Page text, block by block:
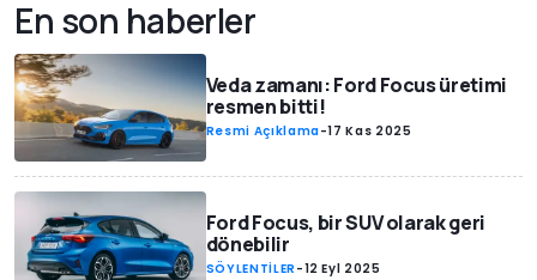
En son haberler
Veda zamanı: Ford Focus üretimi
resmen bitti!
Resmi Açıklama-17 Kas 2025
Ford Focus, bir SUV olarak geri
dönebilir
SÖYLENTİLER -12 Eyl 2025